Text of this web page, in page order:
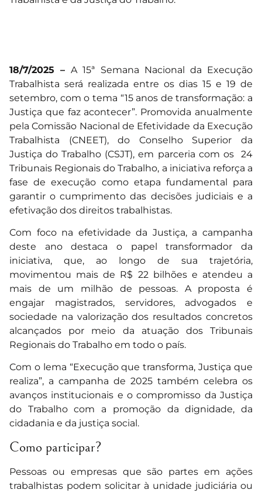
18/7/2025 –A 15ª Semana Nacional da Execução
Trabalhista será realizada entre os dias 15 e 19 de
setembro, com o tema “15 anos de transformação: a
Justiça que faz acontecer”. Promovida anualmente
pela Comissão Nacional de Efetividade da Execução
Trabalhista (CNEET), do Conselho Superior da
Justiça do Trabalho (CSJT), em parceria com os 24
Tribunais Regionais do Trabalho, a iniciativa reforça a
fase de execução como etapa fundamental para
garantir o cumprimento das decisões judiciais e a
efetivação dos direitos trabalhistas.
Com foco na efetividade da Justiça, a campanha
deste ano destaca o papel transformador da
iniciativa, que, ao longo de sua trajetória,
movimentou mais de R$ 22 bilhões e atendeu a
mais de um milhão de pessoas. A proposta é
engajar magistrados, servidores, advogados e
sociedade na valorização dos resultados concretos
alcançados por meio da atuação dos Tribunais
Regionais do Trabalho em todo o país.
Com o lema “Execução que transforma, Justiça que
realiza”, a campanha de 2025 também celebra os
avanços institucionais e o compromisso da Justiça
do Trabalho com a promoção da dignidade, da
cidadania e da justiça social.
Como participar?
Pessoas ou empresas que são partes em ações
trabalhistas podem solicitar à unidade judiciária ou